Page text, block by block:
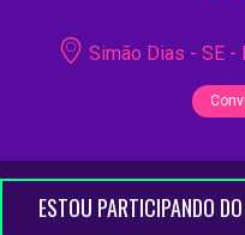
Simão Dias - SE
ESTOU PARTICIPANDO